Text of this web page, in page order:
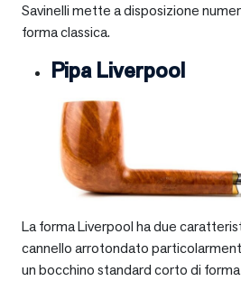
Savinelli mette a disposizione
forma classica.
Pipa Liverpool
La forma Liverpool ha due
cannello arrotondato
un bocchino standard corto di